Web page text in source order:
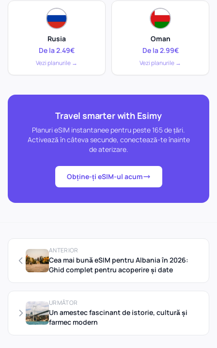
Rusia
De la 2.49€
Vezi planurile →
Oman
De la 2.99€
Vezi planurile →
Travel smarter with Esimy
Planuri eSIM instantanee pentru peste 165 de țări.
Activează în câteva secunde, conectează-te înainte
de aterizare.
Obține-ți eSIM-ul acum
ANTERIOR
Cea mai bună eSIM pentru Albania în 2026:
Ghid complet pentru acoperire și date
URMĂTOR
Un amestec fascinant de istorie, cultură și
farmec modern